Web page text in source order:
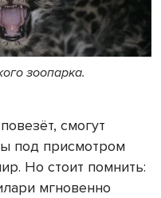
зоопарка.
смогут
под присмотром
Но стоит помнить:
мгновенно